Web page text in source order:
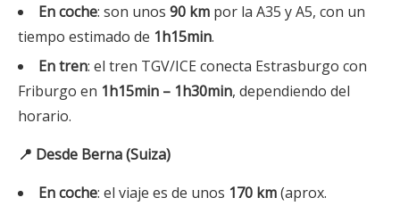
En coche: son unos 90 km por la A35 y A5, con un
tiempo estimado de 1h15min.
En tren: el tren TGV/ICE conecta Estrasburgo con
Friburgo en 1h15min – 1h30min, dependiendo del
horario.
📍 Desde Berna (Suiza)
En coche: el viaje es de unos 170 km(aprox.